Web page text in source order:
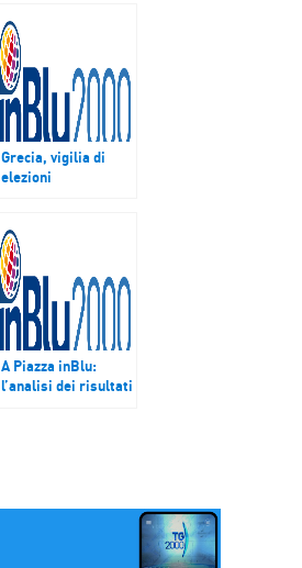
Grecia, vigilia di
elezioni
A Piazza inBlu:
l’analisi dei risultati